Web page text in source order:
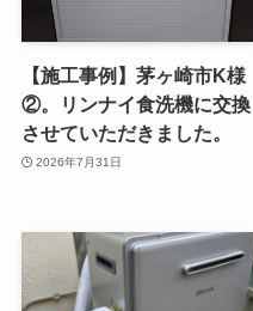
【施工事例】茅ヶ崎市K様
②。リンナイ食洗機に交換
させていただきました。
2026年7月31日